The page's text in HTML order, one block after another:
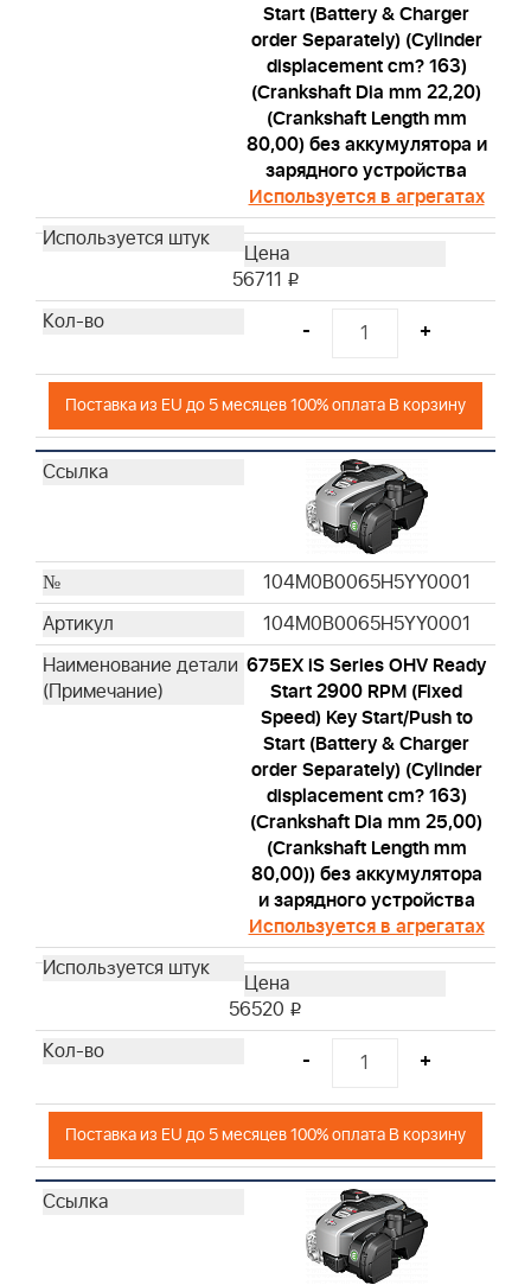
Start (Battery & Charger
order Separately) (Cylinder
displacement cm? 163)
(Crankshaft Dia mm 22,20)
(Crankshaft Length mm
80,00) без аккумулятора и
зарядного устройства
Используется в агрегатах
56711 i
- +
Поставка из EU до 5 месяцев 100% оплата В корзину
104M0B0065H5YY0001
104M0B0065H5YY0001
675EX iS Series OHV Ready
Start 2900 RPM (Fixed
Speed) Key Start/Push to
Start (Battery & Charger
order Separately) (Cylinder
displacement cm? 163)
(Crankshaft Dia mm 25,00)
(Crankshaft Length mm
80,00)) без аккумулятора
и зарядного устройства
Используется в агрегатах
56520 i
- +
Поставка из EU до 5 месяцев 100% оплата В корзину